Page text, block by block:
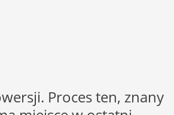
Proces ten, znany